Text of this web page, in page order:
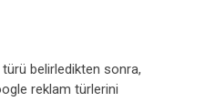
türü belirledikten sonra,
reklam türlerini